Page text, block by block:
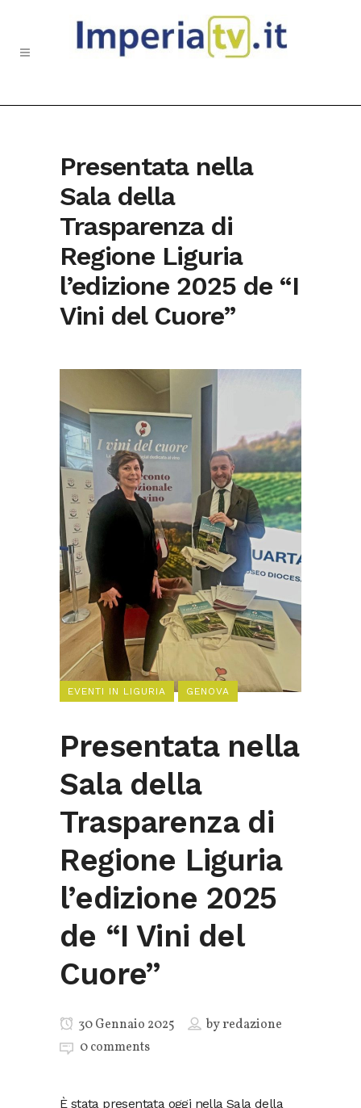
Presentata nella
Sala della
Trasparenza di
Regione Liguria
l’edizione 2025 de “I
Vini del Cuore”
EVENTI IN LIGURIA GENOVA
Presentata nella
Sala della
Trasparenza di
Regione Liguria
l’edizione 2025
de “I Vini del
Cuore”
30 Gennaio 2025 byredazione
0 comments
È stata presentata oggi nella Sala della